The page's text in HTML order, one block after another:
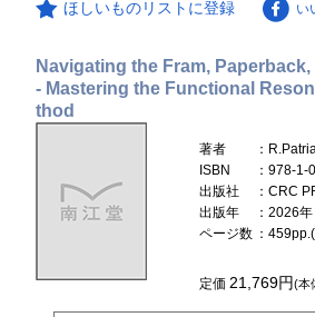
ほしいものリストに登録 い
Navigating the Fram, Paperback,
- Mastering the Functional
thod
著者
：
ISBN
：978-1-
出版社
：CRC
出版年
：2026年
ページ数 ：
定価21,769円(本